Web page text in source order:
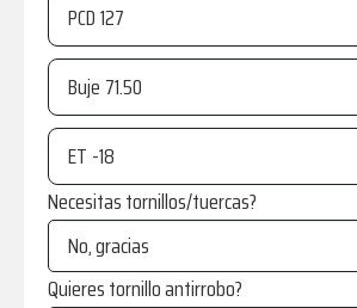
PCD
Buje
ET
Necesitas tornillos/tuercas?
Quieres tornillo antirrobo?